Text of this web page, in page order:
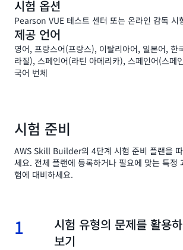
시험 옵션
Pearson VUE 테스트 센터 또는 온라인 감독 시
제공 언어
영어, 프랑스어(프랑스), 이탈리아어, 일본어, 한
라질), 스페인어(라틴 아메리카), 스페인어(스페
국어 번체
시험 준비
AWS Skill Builder의 4단계 시험 준비 플랜을
세요. 전체 플랜에 등록하거나 필요에 맞는 특정
험에 대비하세요.
1 1.
시험 유형의 문제를 활용
보기